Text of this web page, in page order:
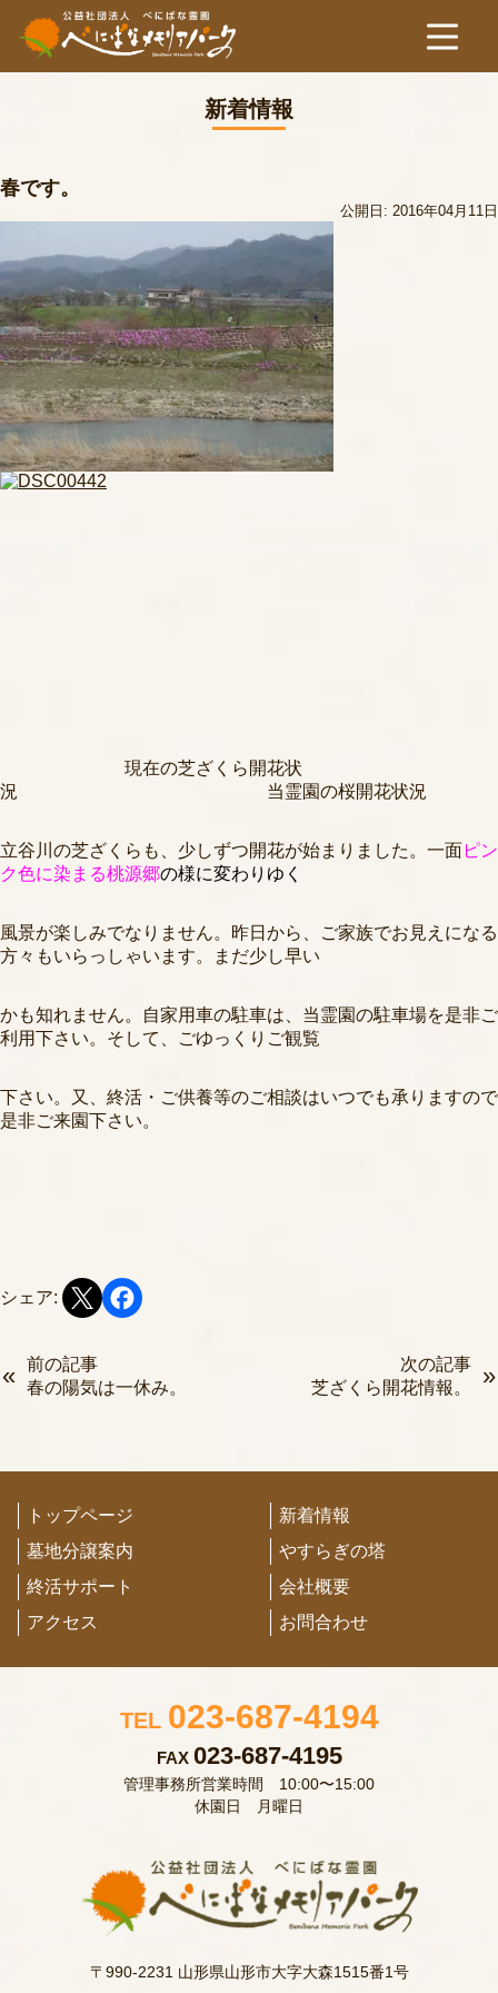
新着情報
春です。
公開日: 2016年04月11日
現在の芝ざくら開花状
況 当霊園の桜開花状況
立谷川の芝ざくらも、少しずつ開花が始まりました。一面ピン
ク色に染まる桃源郷の様に変わりゆく
風景が楽しみでなりません。昨日から、ご家族でお見えになる
方々もいらっしゃいます。まだ少し早い
かも知れません。自家用車の駐車は、当霊園の駐車場を是非ご
利用下さい。そして、ごゆっくりご観覧
下さい。又、終活・ご供養等のご相談はいつでも承りますので
是非ご来園下さい。
シェア:
前の記事
春の陽気は一休み。
次の記事
芝ざくら開花情報。
トップページ
新着情報
墓地分譲案内
やすらぎの塔
終活サポート
会社概要
アクセス
お問合わせ
〒990-2231 山形県山形市大字大森1515番1号
TEL 023-687-4194
FAX 023-687-4195
管理事務所営業時間 10:00〜15:00
休園日 月曜日